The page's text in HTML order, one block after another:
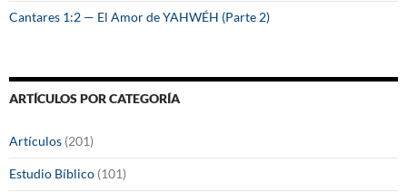
Cantares 1:2 — El Amor de YAHWÉH (Parte 2)
ARTÍCULOS POR CATEGORÍA
Artículos (201)
Estudio Bíblico (101)